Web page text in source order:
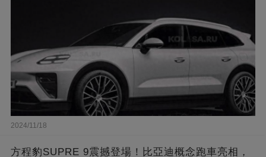
2024/11/18
方程豹SUPRE 9震撼登場！比亞迪概念跑車亮相，